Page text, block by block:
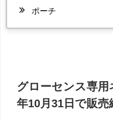
ポーチ
グローセンス専
年10月31日で販売